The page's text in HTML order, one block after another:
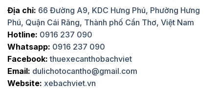
Địa chỉ: 66 Đường A9, KDC Hưng Phú, Phường Hưng
Phú, Quận Cái Răng, Thành phố Cần Thơ, Việt Nam
Hotline: 0916 237 090
Whatsapp: 0916 237 090
Facebook: thuexecanthobachviet
Email: dulichotocantho@gmail.com
Website: xebachviet.vn